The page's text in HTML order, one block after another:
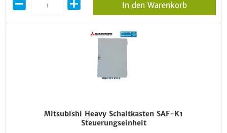
In den Warenkorb
Mitsubishi Heavy Schaltkasten SAF-K1
Steuerungseinheit